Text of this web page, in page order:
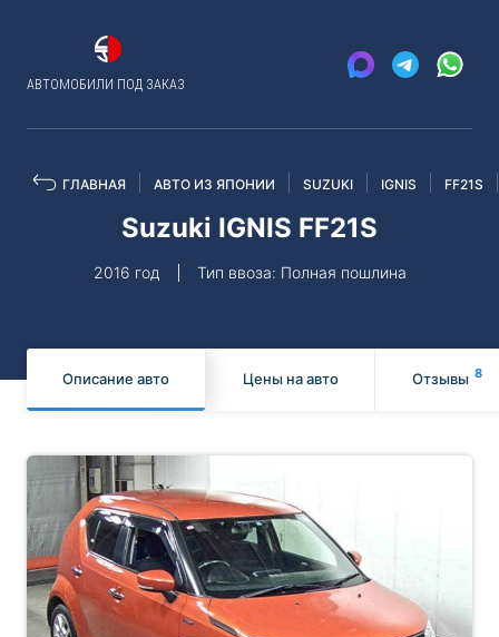
АВТОМОБИЛИ ПОД ЗАКАЗ
ГЛАВНАЯ АВТО ИЗ ЯПОНИИ SUZUKI IGNIS FF21S
Suzuki IGNIS FF21S
2016 год Тип ввоза: Полная пошлина
Описание авто Цены на авто Отзывы 8